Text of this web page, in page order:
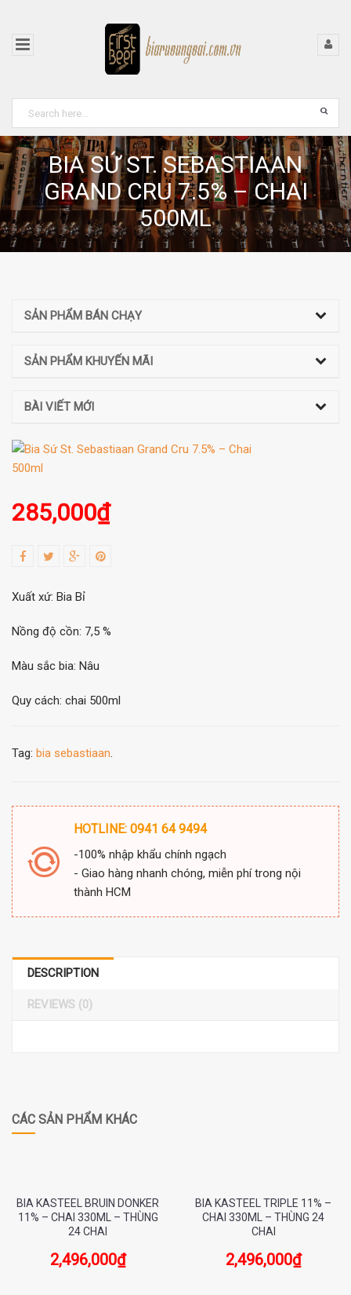
BIA SỨ ST. SEBASTIAAN
GRAND CRU 7.5% – CHAI
500ML
SẢN PHẨM BÁN CHẠY
SẢN PHẨM KHUYẾN MÃI
BÀI VIẾT MỚI
285,000₫
Xuất xứ: Bia Bỉ
Nồng độ cồn: 7,5 %
Màu sắc bia: Nâu
Quy cách: chai 500ml
Tag: bia sebastiaan.
HOTLINE: 0941 64 9494
-100% nhập khẩu chính ngạch
- Giao hàng nhanh chóng, miễn phí trong nội
thành HCM
DESCRIPTION
REVIEWS (0)
CÁC SẢN PHẨM KHÁC
BIA KASTEEL BRUIN DONKER
11% – CHAI 330ML – THÙNG
24 CHAI
2,496,000₫
BIA KASTEEL TRIPLE 11% –
CHAI 330ML – THÙNG 24
CHAI
2,496,000₫